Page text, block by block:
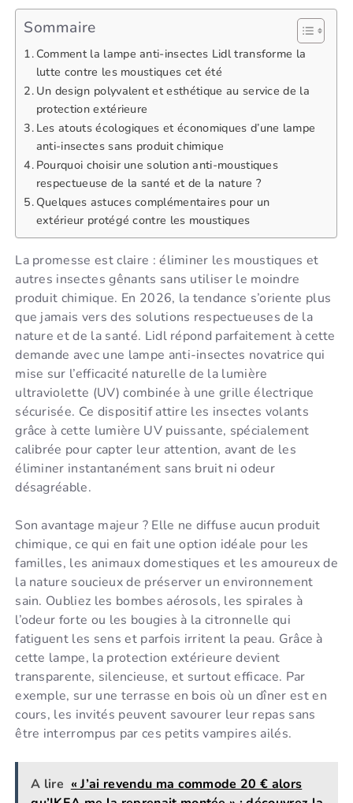
Sommaire
Comment la lampe anti-insectes Lidl transforme la
lutte contre les moustiques cet été
Un design polyvalent et esthétique au service de la
protection extérieure
Les atouts écologiques et économiques d’une lampe
anti-insectes sans produit chimique
Pourquoi choisir une solution anti-moustiques
respectueuse de la santé et de la nature ?
Quelques astuces complémentaires pour un
extérieur protégé contre les moustiques
La promesse est claire : éliminer les moustiques et
autres insectes gênants sans utiliser le moindre
produit chimique. En 2026, la tendance s’oriente plus
que jamais vers des solutions respectueuses de la
nature et de la santé. Lidl répond parfaitement à cette
demande avec une lampe anti-insectes novatrice qui
mise sur l’efficacité naturelle de la lumière
ultraviolette (UV) combinée à une grille électrique
sécurisée. Ce dispositif attire les insectes volants
grâce à cette lumière UV puissante, spécialement
calibrée pour capter leur attention, avant de les
éliminer instantanément sans bruit ni odeur
désagréable.
Son avantage majeur ? Elle ne diffuse aucun produit
chimique, ce qui en fait une option idéale pour les
familles, les animaux domestiques et les amoureux de
la nature soucieux de préserver un environnement
sain. Oubliez les bombes aérosols, les spirales à
l’odeur forte ou les bougies à la citronnelle qui
fatiguent les sens et parfois irritent la peau. Grâce à
cette lampe, la protection extérieure devient
transparente, silencieuse, et surtout efficace. Par
exemple, sur une terrasse en bois où un dîner est en
cours, les invités peuvent savourer leur repas sans
être interrompus par ces petits vampires ailés.
A lire « J’ai revendu ma commode 20 € alors